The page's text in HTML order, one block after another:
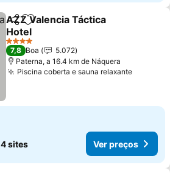
PartilharAdicionar aos favoritos
AZZ Valencia Táctica
Hotel
4 Estrelas
7,8 Boa
5.072
Paterna, a 16.4 km de Náquera
Piscina coberta e sauna relaxante
4 sites Ver preços